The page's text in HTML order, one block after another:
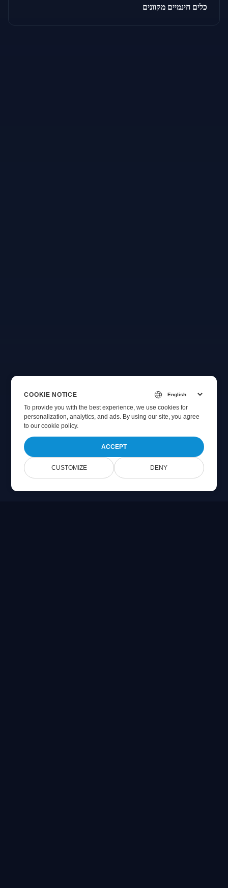
כלים חינמיים מקוונים
COOKIE NOTICE
To provide you with the best experience, we use cookies for
personalization, analytics, and ads. By using our site, you agree
toour cookie policy.
ACCEPT
CUSTOMIZE DENY